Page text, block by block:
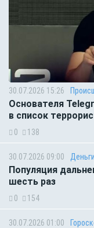
30.07.2026 15:26
Основателя
в список
0 138
30.07.2026 09:00 Деньги
Популяция
шесть раз
0 154
30.07.2026 01:00